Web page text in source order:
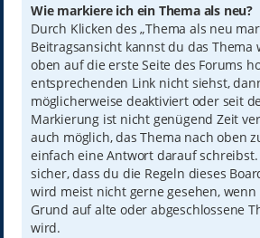
Wie markiere ich ein Thema als neu?
Durch Klicken des „Thema als neu
Beitragsansicht kannst du das Thema
oben auf die erste Seite des Forums
entsprechenden Link nicht siehst,
möglicherweise deaktiviert oder seit
Markierung ist nicht genügend Zeit
auch möglich, das Thema nach oben
einfach eine Antwort darauf schreibst.
sicher, dass du die Regeln dieses
wird meist nicht gerne gesehen,
Grund auf alte oder abgeschlossene
wird.